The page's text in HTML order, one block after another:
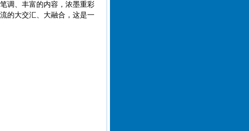
调、丰富的内容，浓墨重彩
的大交汇、大融合，这是一